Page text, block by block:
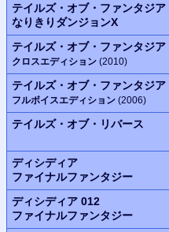
テイルズ・オブ・ファンタジア
なりきりダンジョンX
テイルズ・オブ・ファンタジア
クロスエディション (2010)
テイルズ・オブ・ファンタジア
フルボイスエディション (2006)
テイルズ・オブ・リバース
ディシディア
ファイナルファンタジー
ディシディア 012
ファイナルファンタジー